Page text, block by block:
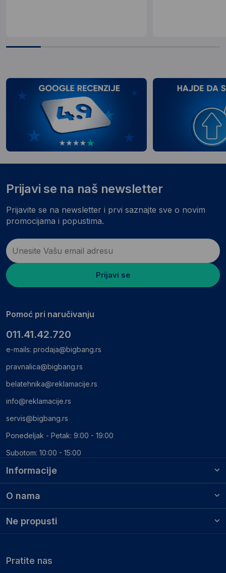
Informacije
O nama
Ne propusti
Prijavi se na naš newsletter
Prijavite se na newsletter i prvi saznajte sve o novim
promocijama i popustima.
Prijavi se
Pomoć pri naručivanju
011.41.42.720
e-mails: prodaja@bigbang.rs
pravnalica@bigbang.rs
belatehnika@reklamacije.rs
info@reklamacije.rs
servis@bigbang.rs
Ponedeljak - Petak: 9:00 - 19:00
Subotom: 10:00 - 15:00
Pratite nas